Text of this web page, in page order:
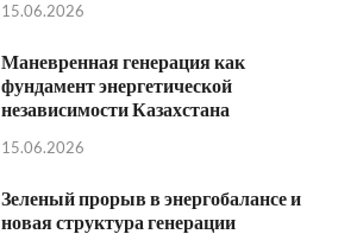
15.06.2026
Маневренная генерация как
фундамент энергетической
независимости Казахстана
15.06.2026
Зеленый прорыв в энергобалансе и
новая структура генерации